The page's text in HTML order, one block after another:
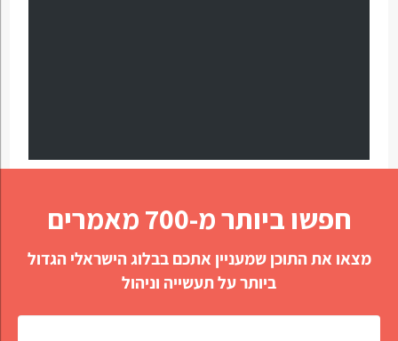
חפשו ביותר מ-700 מאמרים
מצאו את התוכן שמעניין אתכם בבלוג הישראלי הגדול
ביותר על תעשייה וניהול